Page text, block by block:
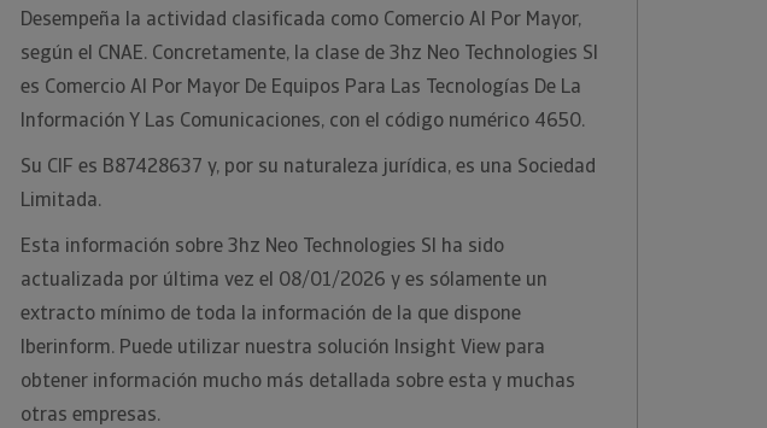
Desempeña la actividad clasificada como Comercio Al Por Mayor,
según el CNAE. Concretamente, la clase de 3hz Neo Technologies Sl
es Comercio Al Por Mayor De Equipos Para Las Tecnologías De La
Información Y Las Comunicaciones, con el código numérico 4650.
Su CIF es B87428637 y, por su naturaleza jurídica, es una Sociedad
Limitada.
Esta información sobre 3hz Neo Technologies Sl ha sido
actualizada por última vez el 08/01/2026 y es sólamente un
extracto mínimo de toda la información de la que dispone
Iberinform. Puede utilizar nuestra solución Insight View para
obtener información mucho más detallada sobre esta y muchas
otras empresas.